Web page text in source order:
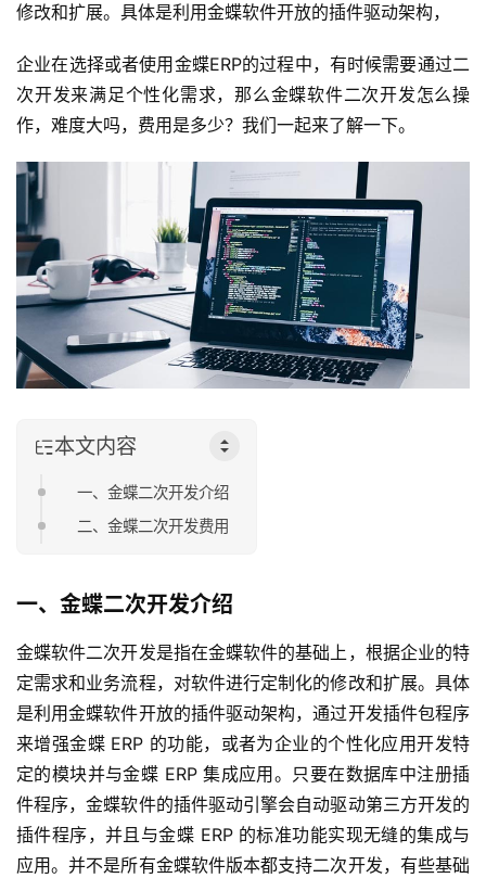
修改和扩展。具体是利用金蝶软件开放的插件驱动架构，
企业在选择或者使用金蝶ERP的过程中，有时候需要通过二
次开发来满足个性化需求，那么金蝶软件二次开发怎么操
作，难度大吗，费用是多少？我们一起来了解一下。
本文内容
一、金蝶二次开发介绍
二、金蝶二次开发费用
一、金蝶二次开发介绍
金蝶软件二次开发是指在金蝶软件的基础上，根据企业的特
定需求和业务流程，对软件进行定制化的修改和扩展。具体
是利用金蝶软件开放的插件驱动架构，通过开发插件包程序
来增强金蝶 ERP 的功能，或者为企业的个性化应用开发特
定的模块并与金蝶 ERP 集成应用。只要在数据库中注册插
件程序，金蝶软件的插件驱动引擎会自动驱动第三方开发的
插件程序，并且与金蝶 ERP 的标准功能实现无缝的集成与
应用。并不是所有金蝶软件版本都支持二次开发，有些基础